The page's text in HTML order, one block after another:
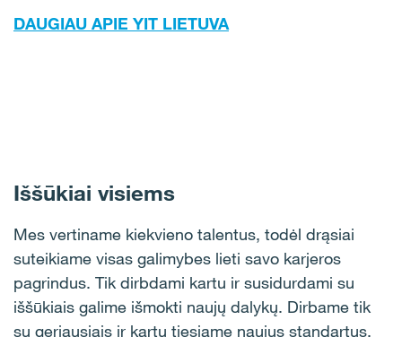
DAUGIAU APIE YIT LIETUVA
Iššūkiai visiems
Mes vertiname kiekvieno talentus, todėl drąsiai
suteikiame visas galimybes lieti savo karjeros
pagrindus. Tik dirbdami kartu ir susidurdami su
iššūkiais galime išmokti naujų dalykų. Dirbame tik
su geriausiais ir kartu tiesiame naujus standartus.